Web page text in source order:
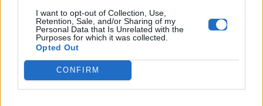
I want to opt-out of Collection, Use,
Retention, Sale, and/or Sharing of my
Personal Data that Is Unrelated with the
Purposes for which it was collected.
Opted Out
CONFIRM
Cinema